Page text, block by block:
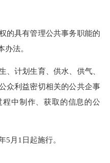
具有管理公共事务职能的
法。
计划生育、供水、供气、
众利益密切相关的公共企事
中制作、获取的信息的公
1日起施行。